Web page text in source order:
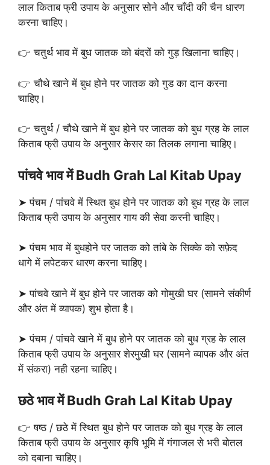
लाल किताब फ्री उपाय के अनुसार सोने और चाँदी की चैन धारण
करना चाहिए।
👉 चतुर्थ भाव में बुध जातक को बंदरों को गुड़ खिलाना चाहिए।
👉 चौथे खाने में बुध होने पर जातक को गुड का दान करना
चाहिए।
👉 चतुर्थ / चौथे खाने में बुध होने पर जातक को बुध ग्रह के लाल
किताब फ्री उपाय के अनुसार केसर का तिलक लगाना चाहिए।
पांचवे भाव में Budh Grah Lal Kitab Upay
➤ पंचम / पांचवे में स्थित बुध होने पर जातक को बुध ग्रह के लाल
किताब फ्री उपाय के अनुसार गाय की सेवा करनी चाहिए।
➤ पंचम भाव में बुधहोने पर जातक को तांबे के सिक्के को सफ़ेद
धागे में लपेटकर धारण करना चाहिए।
➤ पांचवे खाने में बुध होने पर जातक को गोमुखी घर (सामने संकीर्ण
और अंत में व्यापक) शुभ होता है।
➤ पंचम / पांचवे खाने में बुध होने पर जातक को बुध ग्रह के लाल
किताब फ्री उपाय के अनुसार शेरमुखी घर (सामने व्यापक और अंत
में संकरा) नही रहना चाहिए।
छठे भाव में Budh Grah Lal Kitab Upay
👉 षष्ठ / छठे में स्थित बुध होने पर जातक को बुध ग्रह के लाल
किताब फ्री उपाय के अनुसार कृषि भूमि में गंगाजल से भरी बोतल
को दबाना चाहिए।